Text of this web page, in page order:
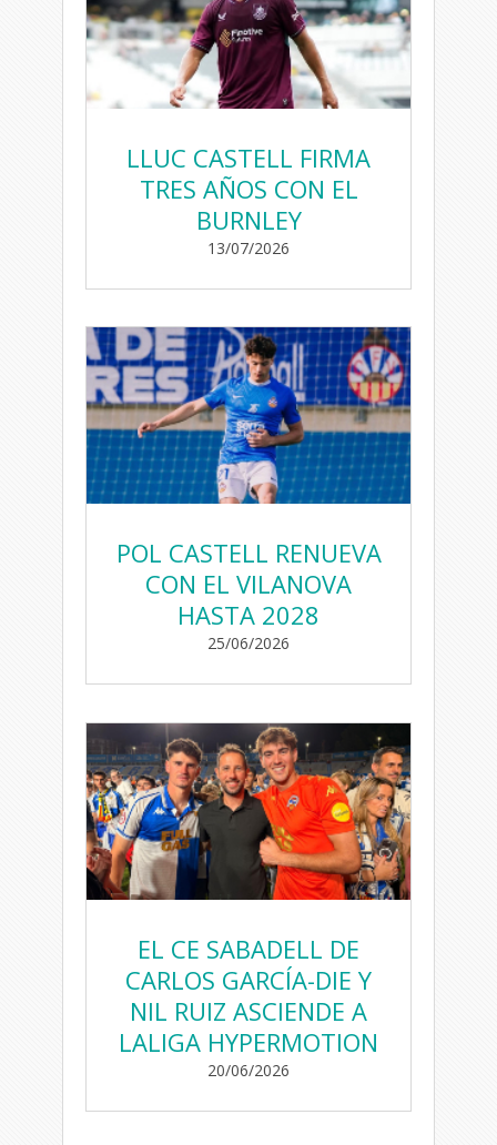
LLUC CASTELL FIRMA
TRES AÑOS CON EL
BURNLEY
13/07/2026
POL CASTELL RENUEVA
CON EL VILANOVA
HASTA 2028
25/06/2026
EL CE SABADELL DE
CARLOS GARCÍA-DIE Y
NIL RUIZ ASCIENDE A
LALIGA HYPERMOTION
20/06/2026